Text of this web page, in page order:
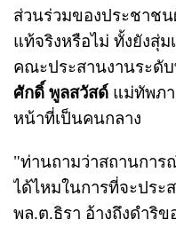
ส่วนร่วมของประชาช
แท้จริงหรือไม่ ทั้งยังสุ่
คณะประสานงานระดั
ศักดิ์ พูลสวัสด์ แม่ทัพภ
หน้าที่เป็นคนกลาง
"ท่านถามว่าสถานการ
ได้ไหมในการที่จะปร
พล.ต.ธิรา อ้างถึงดำริ